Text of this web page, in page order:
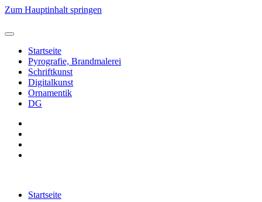
Zum Hauptinhalt springen
Startseite
Pyrografie, Brandmalerei
Schriftkunst
Digitalkunst
Ornamentik
DG
Startseite